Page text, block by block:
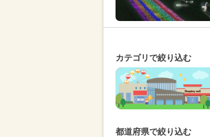
カテゴリで絞り込む
都道府県で絞り込む